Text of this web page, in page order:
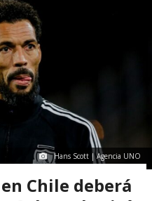
Hans Scott | Agencia UNO
Chile deberá